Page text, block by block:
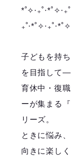
子どもを持
を目指して
育休中・復
ーが集まる
リーズ。
ときに悩み
向きに楽し